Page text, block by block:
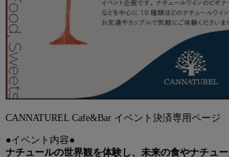
CANNATUREL Cafe&Bar イベント決済専用ページ
●イベント内容●
ナチュールの世界観を体験し、未来の食やナチュ